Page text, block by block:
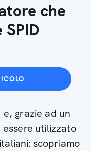
che
e, grazie ad un
essere utilizzato
scopriamo